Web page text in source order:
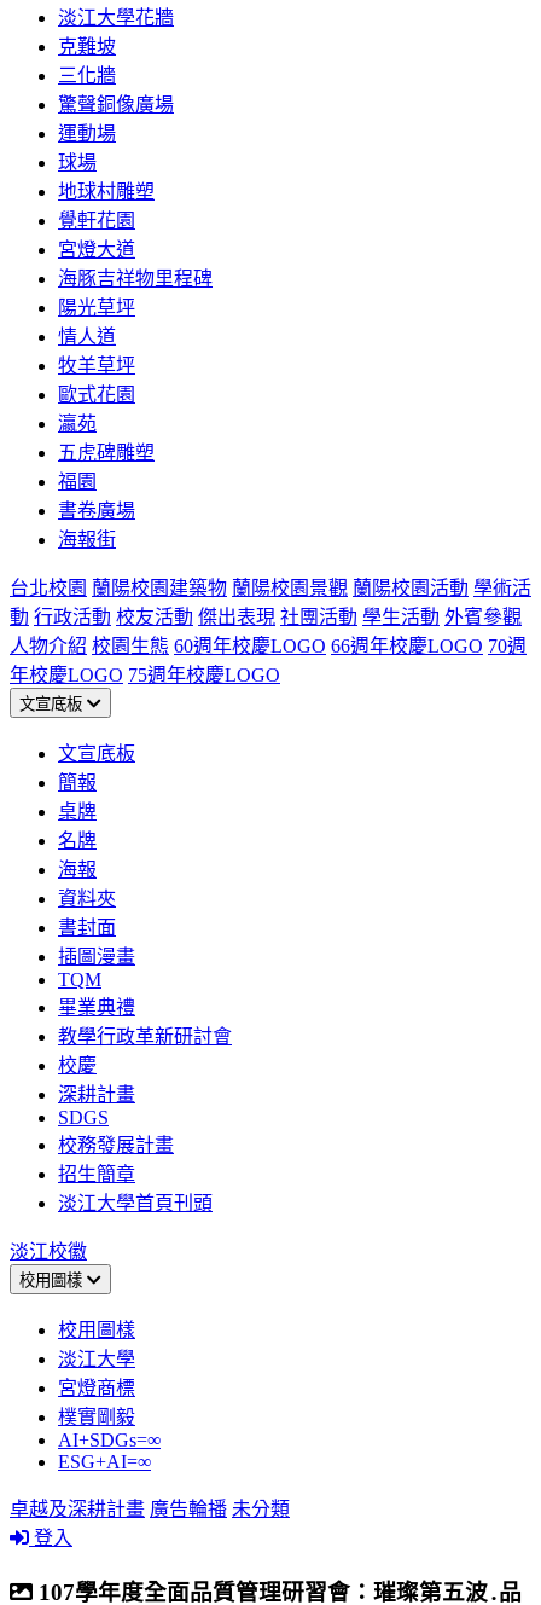
淡江大學花牆
克難坡
三化牆
驚聲銅像廣場
運動場
球場
地球村雕塑
覺軒花園
宮燈大道
海豚吉祥物里程碑
陽光草坪
情人道
牧羊草坪
歐式花園
瀛苑
五虎碑雕塑
福園
書卷廣場
海報街
台北校園 蘭陽校園建築物 蘭陽校園景觀 蘭陽校園活動 學術活
動 行政活動 校友活動 傑出表現 社團活動 學生活動 外賓參觀
人物介紹 校園生態 60週年校慶LOGO 66週年校慶LOGO 70週
年校慶LOGO 75週年校慶LOGO
文宣底板
文宣底板
簡報
桌牌
名牌
海報
資料夾
書封面
插圖漫畫
TQM
畢業典禮
教學行政革新研討會
校慶
深耕計畫
SDGS
校務發展計畫
招生簡章
淡江大學首頁刊頭
淡江校徽
校用圖樣
校用圖樣
淡江大學
宮燈商標
樸實剛毅
AI+SDGs=∞
ESG+AI=∞
卓越及深耕計畫 廣告輪播 未分類
登入
107學年度全面品質管理研習會：璀璨第五波․品